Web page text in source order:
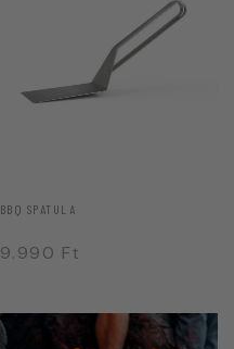
BBQ SPATULA
9.990 Ft